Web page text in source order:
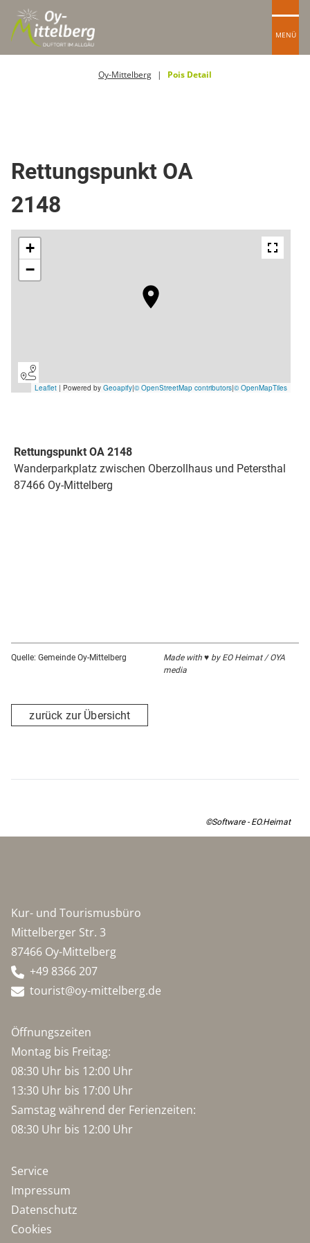
MENÜ
Oy-Mittelberg Pois Detail
Rettungspunkt OA
2148
Rettungspunkt OA 2148
Wanderparkplatz zwischen Oberzollhaus und Petersthal
87466 Oy-Mittelberg
Quelle: Gemeinde Oy-Mittelberg
Made with ♥ by EO Heimat / OYA
media
zurück zur Übersicht
©Software - EO.Heimat
Kur- und Tourismusbüro
Mittelberger Str. 3
87466 Oy-Mittelberg
+49 8366 207
tourist@oy-mittelberg.de
Öffnungszeiten
Montag bis Freitag:
08:30 Uhr bis 12:00 Uhr
13:30 Uhr bis 17:00 Uhr
Samstag während der Ferienzeiten:
08:30 Uhr bis 12:00 Uhr
Service
Impressum
Datenschutz
Cookies